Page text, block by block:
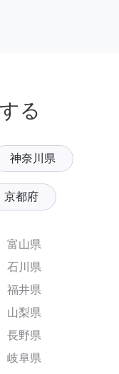
る
神奈川県
京都府
富山県
石川県
福井県
山梨県
長野県
岐阜県